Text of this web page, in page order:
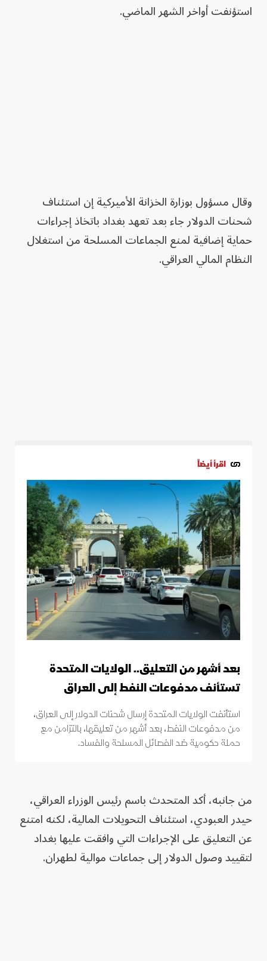
استؤنفت أواخر الشهر الماضي.
وقال مسؤول بوزارة الخزانة الأميركية إن استئناف
شحنات الدولار جاء بعد تعهد بغداد باتخاذ إجراءات
حماية إضافية لمنع الجماعات المسلحة من استغلال
النظام المالي العراقي.
اقرأ أيضاً
بعد أشهر من التعليق.. الولايات المتحدة
تستأنف مدفوعات النفط إلى العراق
استأنفت الولايات المتحدة إرسال شحنات الدولار إلى العراق،
من مدفوعات النفط، بعد أشهر من تعليقها، بالتزامن مع
حملة حكومية ضد الفصائل المسلحة والفساد.
من جانبه، أكد المتحدث باسم رئيس الوزراء العراقي،
حيدر العبودي، استئناف التحويلات المالية، لكنه امتنع
عن التعليق على الإجراءات التي وافقت عليها بغداد
لتقييد وصول الدولار إلى جماعات موالية لطهران.